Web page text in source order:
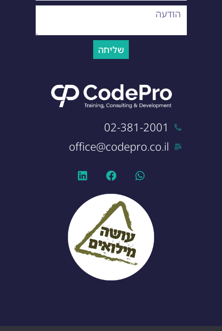
שליחה
02-381-2001
office@codepro.co.il